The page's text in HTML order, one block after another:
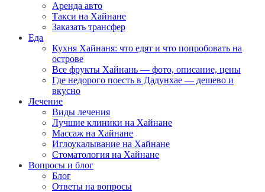
Аренда авто
Такси на Хайнане
Заказать трансфер
Еда
Кухня Хайнаня: что едят и что попробовать на
острове
Все фрукты Хайнань — фото, описание, цены
Где недорого поесть в Дадунхае — дешево и
вкусно
Лечение
Виды лечения
Лучшие клиники на Хайнане
Массаж на Хайнане
Иглоукалывание на Хайнане
Стоматология на Хайнане
Вопросы и блог
Блог
Ответы на вопросы